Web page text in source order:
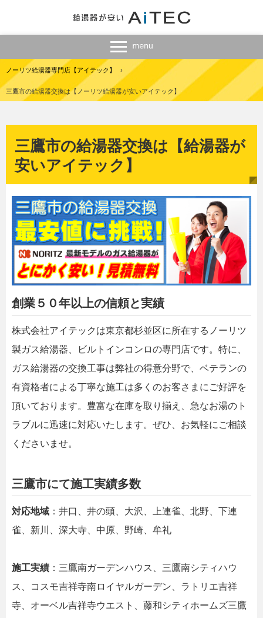
ノーリツ給湯器専門店【アイテック】 ›
三鷹市の給湯器交換は【ノーリツ給湯器が安いアイテック】
三鷹市の給湯器交換は【給湯器が
安いアイテック】
創業５０年以上の信頼と実績
株式会社アイテックは東京都杉並区に所在するノーリツ
製ガス給湯器、ビルトインコンロの専門店です。特に、
ガス給湯器の交換工事は弊社の得意分野で、ベテランの
有資格者による丁寧な施工は多くのお客さまにご好評を
頂いております。豊富な在庫を取り揃え、急なお湯のト
ラブルに迅速に対応いたします。ぜひ、お気軽にご相談
くださいませ。
三鷹市にて施工実績多数
対応地域 ：井口、井の頭、大沢、上連雀、北野、下連
雀、新川、深大寺、中原、野崎、牟礼
施工実績 ：三鷹南ガーデンハウス、三鷹南シティハウ
ス、コスモ吉祥寺南ロイヤルガーデン、ラトリエ吉祥
寺、オーベル吉祥寺ウエスト、藤和シティホームズ三鷹